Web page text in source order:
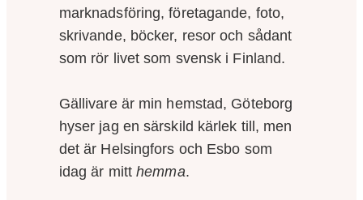
marknadsföring, företagande, foto,
skrivande, böcker, resor och sådant
som rör livet som svensk i Finland.
Gällivare är min hemstad, Göteborg
hyser jag en särskild kärlek till, men
det är Helsingfors och Esbo som
idag är mitthemma.